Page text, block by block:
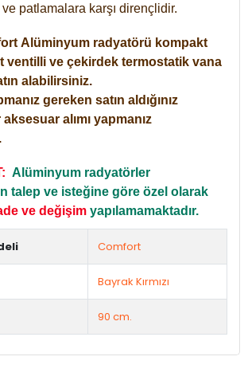
patlamalara karşı dirençlidir.
Alüminyum radyatörü kompakt
ventilli ve çekirdek termostatik vana
alabilirsiniz.
gereken satın aldığınız
alımı yapmanız
Alüminyum radyatörler
talep ve isteğine göre özel olarak
ve değişim yapılamamaktadır.
Comfort
Bayrak Kırmızı
90 cm.